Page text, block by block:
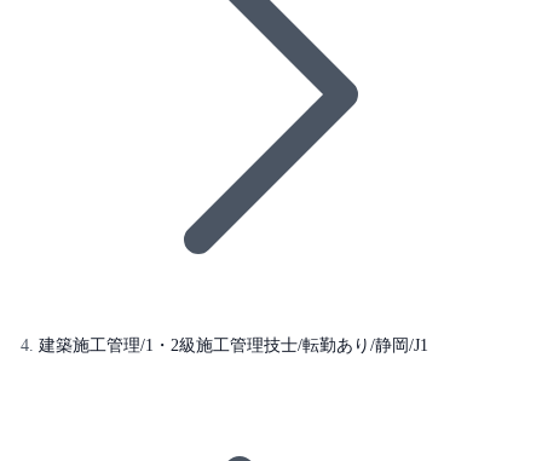
建築施工管理/1・2級施工管理技士/転勤あり/静岡/J1